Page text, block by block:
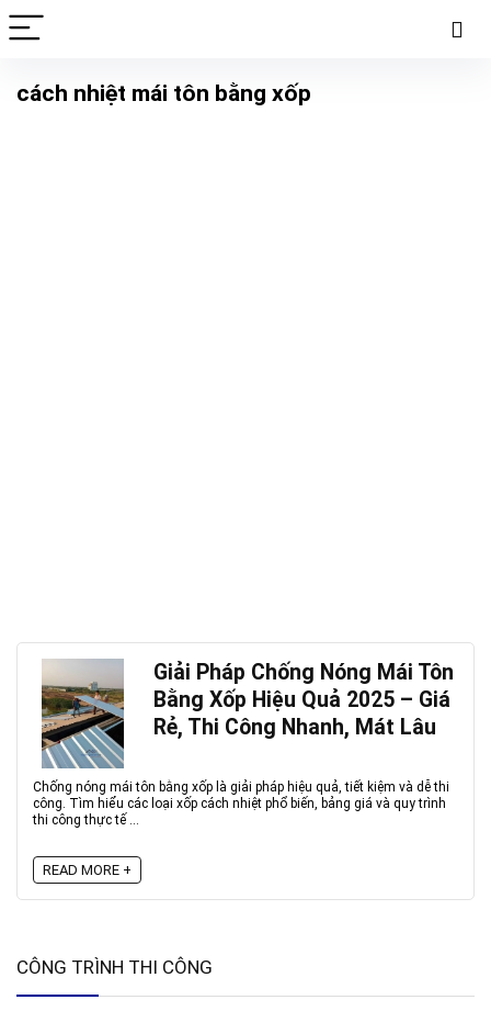
cách nhiệt mái tôn bằng xốp
Giải Pháp Chống Nóng Mái Tôn
Bằng Xốp Hiệu Quả 2025 – Giá
Rẻ, Thi Công Nhanh, Mát Lâu
Chống nóng mái tôn bằng xốp là giải pháp hiệu quả, tiết kiệm và dễ thi
công. Tìm hiểu các loại xốp cách nhiệt phổ biến, bảng giá và quy trình
thi công thực tế ...
READ MORE +
CÔNG TRÌNH THI CÔNG